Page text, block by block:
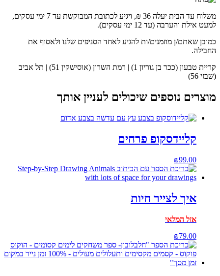
משלוח עד הבית יעלה 36 ₪, ויגיע לכתובת המבוקשת עד 7 ימי עסקים,
למעט אילת והערבה (עד 12 ימי עסקים).
כמובן שאתם/ן מוזמנים/ות להגיע לאחד הסניפים שלנו ולאסוף את
החבילה.
קריית טבעון (ככר בן גוריון 1) | רמת השרון (אוסישקין 51) | תל אביב
(שבזי 56)
מוצרים נוספים שיכולים לעניין אותך
קליידסקופ פרחים
₪99.00
איך לצייר חיות
אזל המלאי
₪79.00